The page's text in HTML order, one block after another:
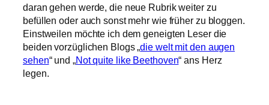
daran gehen werde, die neue Rubrik weiter zu
befüllen oder auch sonst mehr wie früher zu bloggen.
Einstweilen möchte ich dem geneigten Leser die
beiden vorzüglichen Blogs „die welt mit den augen
sehen“ und „ Not quite like Beethoven“ ans Herz
legen.